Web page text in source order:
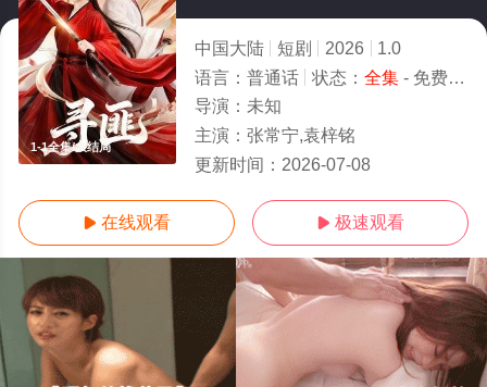
1-1全集/大结局
中国大陆 短剧 2026
1.0
语言： 普通话 状态： 全集- 免费在线观看
导演： 未知
主演： 张常宁,袁梓铭
更新时间： 2026-07-08
 在线观看  极速观看